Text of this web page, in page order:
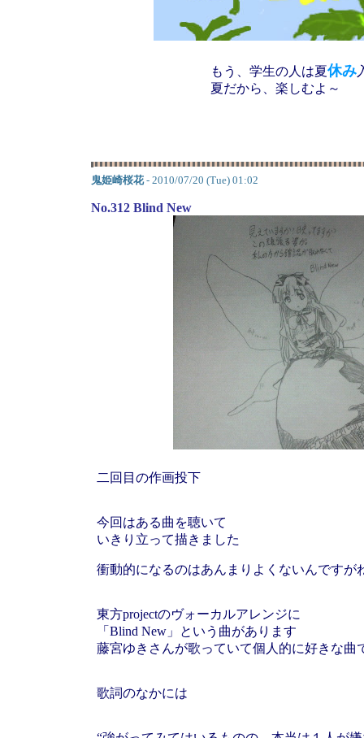
もう、学生の人は夏休み
夏だから、楽しむよ～
鬼姫崎桜花- 2010/07/20 (Tue) 01:02
No.312 Blind New
二回目の作画投下
今回はある曲を聴いて
いきり立って描きました
衝動的になるのはあんまりよくないんですが
東方projectのヴォーカルアレンジに
「Blind New」という曲があります
藤宮ゆきさんが歌っていて個人的に好きな曲
歌詞のなかには